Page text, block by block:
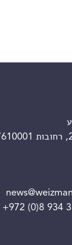
+972 (0)8 934